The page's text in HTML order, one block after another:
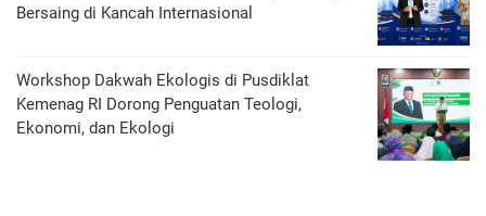
Bersaing di Kancah Internasional
Workshop Dakwah Ekologis di Pusdiklat
Kemenag RI Dorong Penguatan Teologi,
Ekonomi, dan Ekologi